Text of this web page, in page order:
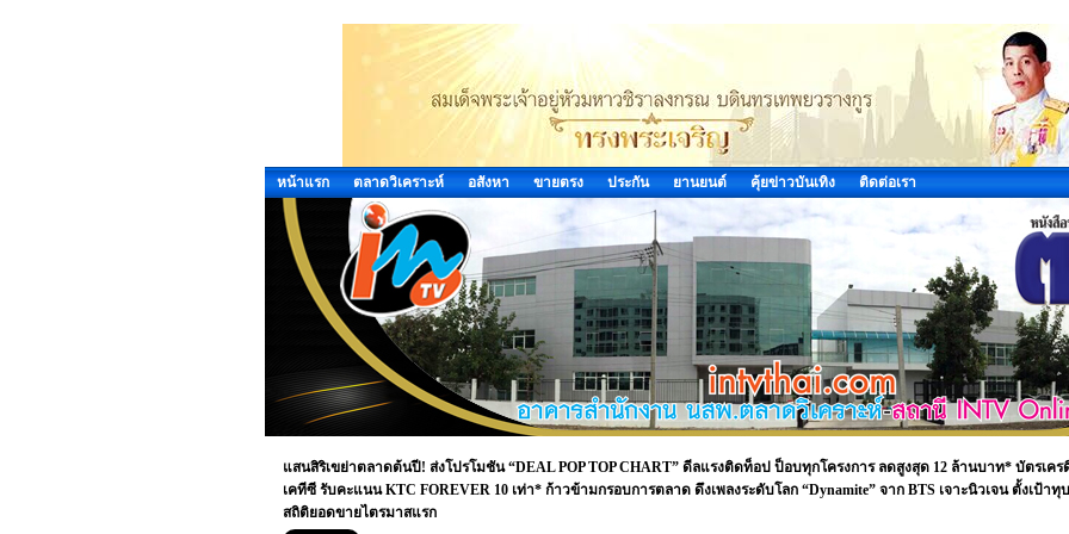
หน้าแรก ตลาดวิเคราะห์ อสังหา ขายตรง ประกัน ยานยนต์ คุ้ยข่าวบันเทิง ติดต่อเรา
แสนสิริเขย่าตลาดต้นปี! ส่งโปรโมชัน “DEAL POP TOP CHART” ดีลแรงติดท็อป ป็อบทุกโครงการ ลดสูงสุด 12 ล้านบาท* บัตรเคร
เคทีซี รับคะแนน KTC FOREVER 10 เท่า* ก้าวข้ามกรอบการตลาด ดึงเพลงระดับโลก “Dynamite” จาก BTS เจาะนิวเจน ตั้งเป้าทุบ
สถิติยอดขายไตรมาสแรก